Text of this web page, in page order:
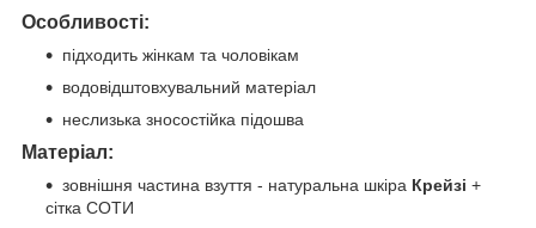
Особливості:
підходить жінкам та чоловікам
водовідштовхувальний матеріал
неслизька зносостійка підошва
Матеріал:
зовнішня частина взуття - натуральна шкіра Крейзі +
сітка СОТИ